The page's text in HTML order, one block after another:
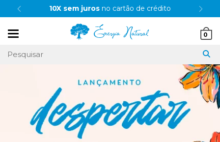
10X sem juros no cartão de crédito
0